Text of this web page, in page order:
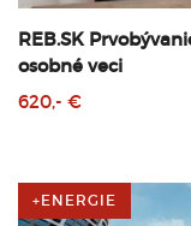
REB.SK
osobné veci
620,- €
+ENERGIE